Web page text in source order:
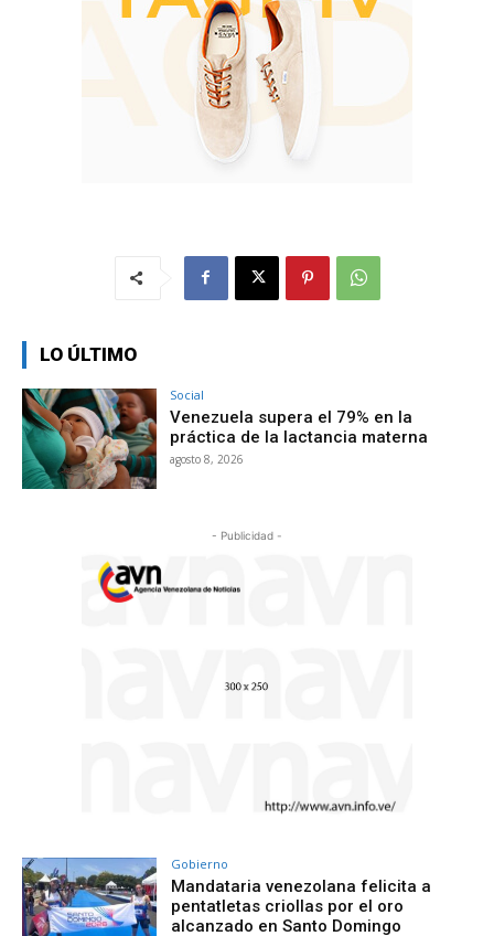
LO ÚLTIMO
Social
Venezuela supera el 79% en la
práctica de la lactancia materna
agosto 8, 2026
- Publicidad -
Gobierno
Mandataria venezolana felicita a
pentatletas criollas por el oro
alcanzado en Santo Domingo